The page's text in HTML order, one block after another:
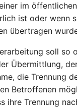
im
ist oder wenn
übertragen
soll so
Übermittlung,
die Trennung
Betroffenen
ihre Trennung